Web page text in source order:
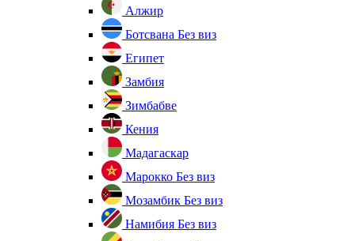
Алжир
Ботсвана Без виз
Египет
Замбия
Зимбабве
Кения
Мадагаскар
Марокко Без виз
Мозамбик Без виз
Намибия Без виз